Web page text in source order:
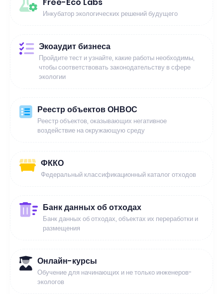
Free-Eco Labs
Инкубатор экологических решений будущего
Экоаудит бизнеса
Пройдите тест и узнайте, какие работы необходимы,
чтобы соответствовать законодательству в сфере
экологии
Реестр объектов ОНВОС
Реестр объектов, оказывающих негативное
воздействие на окружающую среду
ФККО
Федеральный классификационный каталог отходов
Банк данных об отходах
Банк данных об отходах, объектах их переработки и
размещения
Онлайн-курсы
Обучение для начинающих и не только инженеров-
экологов